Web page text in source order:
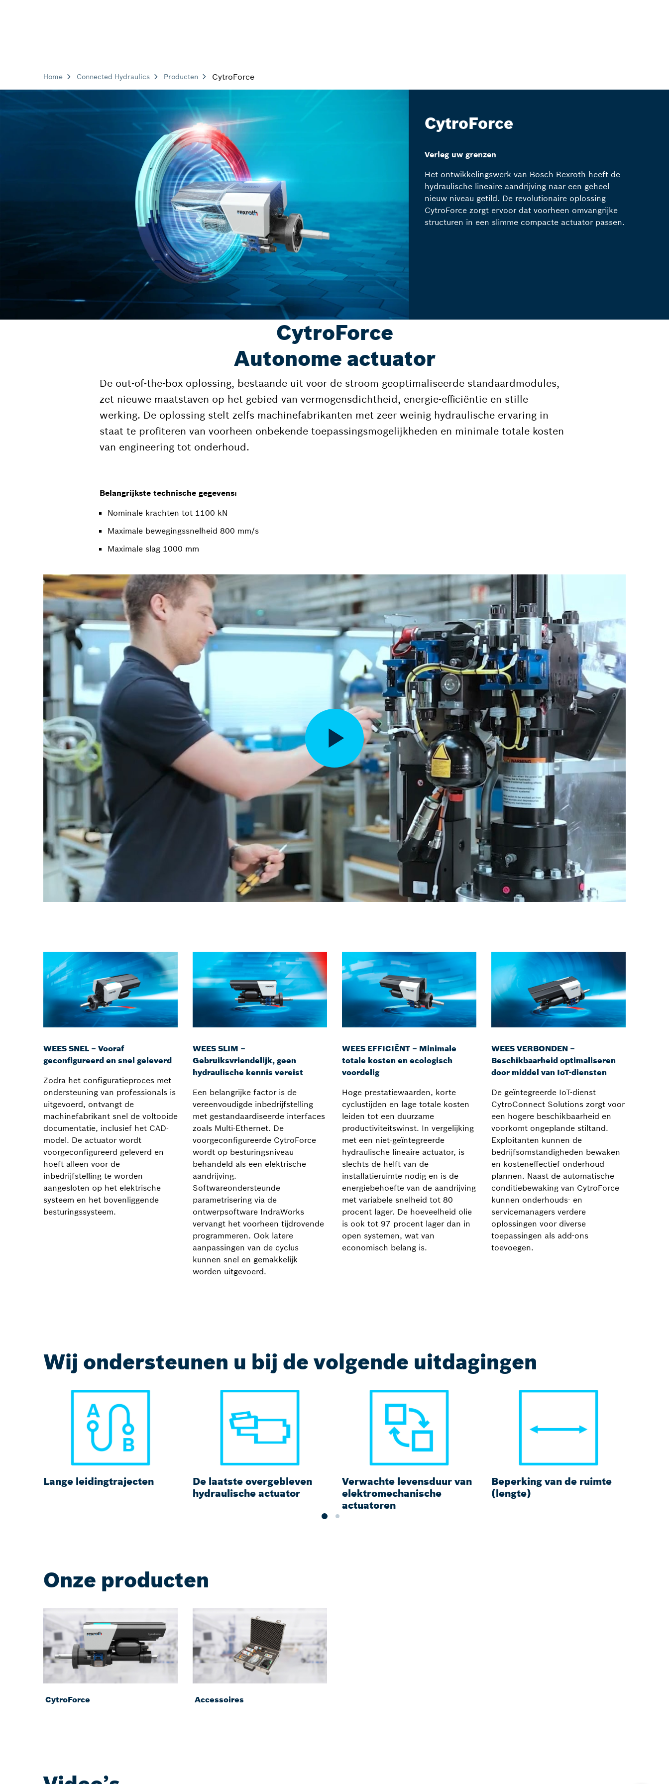
Home Connected Hydraulics Producten CytroForce
CytroForce
Verleg uw grenzen
Het ontwikkelingswerk van Bosch Rexroth heeft de
hydraulische lineaire aandrijving naar een geheel
nieuw niveau getild. De revolutionaire oplossing
CytroForce zorgt ervoor dat voorheen omvangrijke
structuren in een slimme compacte actuator passen.
CytroForce
Autonome actuator
De out-of-the-box oplossing, bestaande uit voor de stroom geoptimaliseerde standaardmodules,
zet nieuwe maatstaven op het gebied van vermogensdichtheid, energie-efficiëntie en stille
werking. De oplossing stelt zelfs machinefabrikanten met zeer weinig hydraulische ervaring in
staat te profiteren van voorheen onbekende toepassingsmogelijkheden en minimale totale kosten
van engineering tot onderhoud.
Belangrijkste technische gegevens:
Nominale krachten tot 1100 kN
Maximale bewegingssnelheid 800 mm/s
Maximale slag 1000 mm
WEES SNEL – Vooraf
geconfigureerd en snel geleverd
Zodra het configuratieproces met
ondersteuning van professionals is
uitgevoerd, ontvangt de
machinefabrikant snel de voltooide
documentatie, inclusief het CAD-
model. De actuator wordt
voorgeconfigureerd geleverd en
hoeft alleen voor de
inbedrijfstelling te worden
aangesloten op het elektrische
systeem en het bovenliggende
besturingssysteem.
WEES SLIM –
Gebruiksvriendelijk, geen
hydraulische kennis vereist
Een belangrijke factor is de
vereenvoudigde inbedrijfstelling
met gestandaardiseerde interfaces
zoals Multi-Ethernet. De
voorgeconfigureerde CytroForce
wordt op besturingsniveau
behandeld als een elektrische
aandrijving.
Softwareondersteunde
parametrisering via de
ontwerpsoftware IndraWorks
vervangt het voorheen tijdrovende
programmeren. Ook latere
aanpassingen van de cyclus
kunnen snel en gemakkelijk
worden uitgevoerd.
WEES EFFICIËNT – Minimale
totale kosten en ecologisch
voordelig
Hoge prestatiewaarden, korte
cyclustijden en lage totale kosten
leiden tot een duurzame
productiviteitswinst. In vergelijking
met een niet-geïntegreerde
hydraulische lineaire actuator, is
slechts de helft van de
installatieruimte nodig en is de
energiebehoefte van de aandrijving
met variabele snelheid tot 80
procent lager. De hoeveelheid olie
is ook tot 97 procent lager dan in
open systemen, wat van
economisch belang is.
WEES VERBONDEN –
Beschikbaarheid optimaliseren
door middel van IoT-diensten
De geïntegreerde IoT-dienst
CytroConnect Solutions zorgt voor
een hogere beschikbaarheid en
voorkomt ongeplande stiltand.
Exploitanten kunnen de
bedrijfsomstandigheden bewaken
en kosteneffectief onderhoud
plannen. Naast de automatische
conditiebewaking van CytroForce
kunnen onderhouds- en
servicemanagers verdere
oplossingen voor diverse
toepassingen als add-ons
toevoegen.
Wij ondersteunen u bij de volgende uitdagingen
Lange leidingtrajecten
De laatste overgebleven
hydraulische actuator
Verwachte levensduur van
elektromechanische
actuatoren
Beperking van de ruimte
(lengte)
Onze producten
CytroForce Accessoires